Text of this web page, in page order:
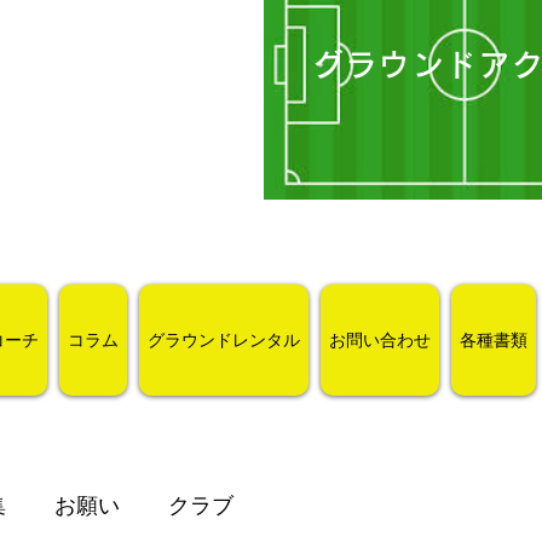
グラウンドア
ーチ コラム グラウンドレンタル お問い合わせ 各種書類
お願い クラブ